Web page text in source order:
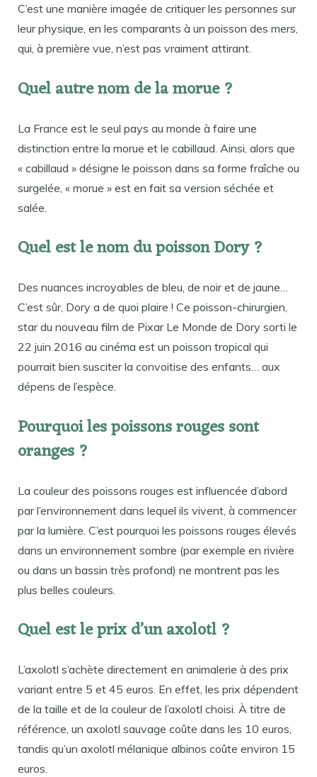
C’est une manière imagée de critiquer les personnes sur
leur physique, en les comparants à un poisson des mers,
qui, à première vue, n’est pas vraiment attirant.
Quel autre nom de la morue ?
La France est le seul pays au monde à faire une
distinction entre la morue et le cabillaud. Ainsi, alors que
« cabillaud » désigne le poisson dans sa forme fraîche ou
surgelée, « morue » est en fait sa version séchée et
salée.
Quel est le nom du poisson Dory ?
Des nuances incroyables de bleu, de noir et de jaune…
C’est sûr, Dory a de quoi plaire ! Ce poisson-chirurgien,
star du nouveau film de Pixar Le Monde de Dory sorti le
22 juin 2016 au cinéma est un poisson tropical qui
pourrait bien susciter la convoitise des enfants… aux
dépens de l’espèce.
Pourquoi les poissons rouges sont
oranges ?
La couleur des poissons rouges est influencée d’abord
par l’environnement dans lequel ils vivent, à commencer
par la lumière. C’est pourquoi les poissons rouges élevés
dans un environnement sombre (par exemple en rivière
ou dans un bassin très profond) ne montrent pas les
plus belles couleurs.
Quel est le prix d’un axolotl ?
L’axolotl s’achète directement en animalerie à des prix
variant entre 5 et 45 euros. En effet, les prix dépendent
de la taille et de la couleur de l’axolotl choisi. À titre de
référence, un axolotl sauvage coûte dans les 10 euros,
tandis qu’un axolotl mélanique albinos coûte environ 15
euros.